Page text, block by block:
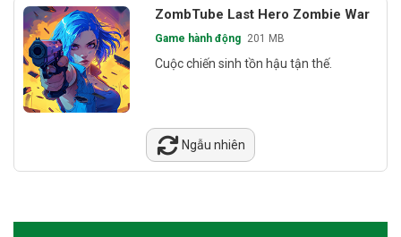
ZombTube Last Hero Zombie War
Game hành động 201 MB
Cuộc chiến sinh tồn hậu tận thế.
Ngẫu nhiên